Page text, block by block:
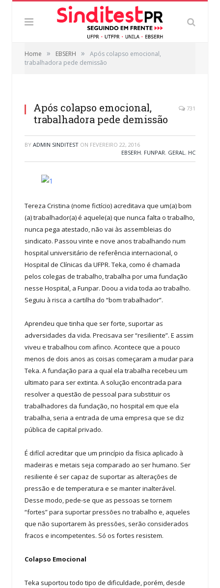
Home » EBSERH »
Após colapso emocional,
trabalhadora pede demissão
Após colapso emocional,
trabalhadora pede demissão
731
BY ADMIN SINDITEST ON FEVEREIRO 22, 2016
EBSERH, FUNPAR, GERAL , HC
Tereza Cristina (nome fictício) acreditava que um(a) bom
(a) trabalhador(a) é aquele(a) que nunca falta o trabalho,
nunca pega atestado, não vai às assembleias do
sindicato. Passou vinte e nove anos trabalhando num
hospital universitário de referência internacional, o
Hospital de Clínicas da UFPR. Teka, como é chamada
pelos colegas de trabalho, trabalha por uma fundação
nesse Hospital, a Funpar. Doou a vida toda ao trabalho.
Seguiu à risca a cartilha do “bom trabalhador”.
Aprendeu que tinha que ser forte, suportar as
adversidades da vida. Precisava ser “resiliente”. E assim
viveu e trabalhou com afinco. Acontece que a pouco
menos de dois anos as coisas começaram a mudar para
Teka. A fundação para a qual ela trabalha recebeu um
ultimato para ser extinta. A solução encontrada para
resolver a questão de pessoal para substituir os
trabalhadores da fundação, no hospital em que ela
trabalha, seria a entrada de uma empresa que se diz
pública de capital privado.
É difícil acreditar que um princípio da física aplicado à
madeiras e metais seja comparado ao ser humano. Ser
resiliente é ser capaz de suportar as alterações de
pressão e de temperatura e se manter inalterável.
Desse modo, pede-se que as pessoas se tornem
“fortes” para suportar pressões no trabalho e, aqueles
que não suportarem às pressões, serão considerados
fracos e incompetentes. Só os fortes resistem.
Colapso Emocional
Teka suportou todo tipo de dificuldade, porém, desde